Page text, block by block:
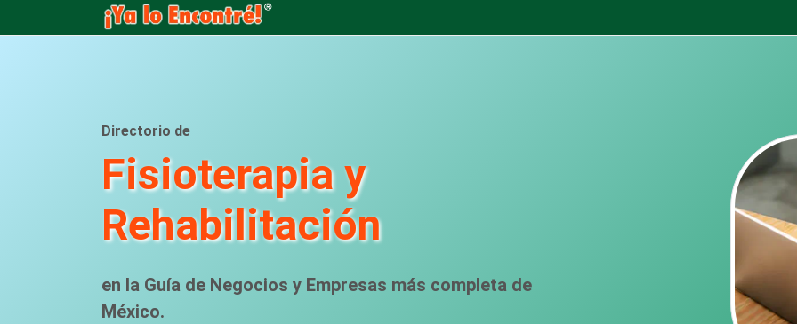
Directorio de
Fisioterapia y
Rehabilitación
en la Guía de Negocios y Empresas más completa de
México.